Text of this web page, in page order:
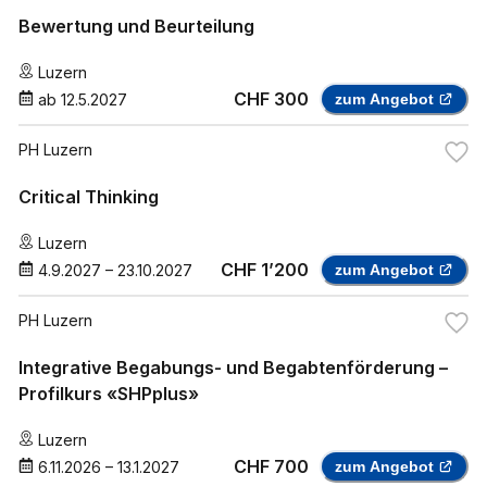
Bewertung und Beurteilung
Luzern
ab 12.5.2027 CHF 300 zum Angebot
PH Luzern
Critical Thinking
Luzern
4.9.2027 – 23.10.2027 CHF 1’200 zum Angebot
PH Luzern
Integrative Begabungs- und Begabtenförderung –
Profilkurs «SHPplus»
Luzern
6.11.2026 – 13.1.2027 CHF 700 zum Angebot